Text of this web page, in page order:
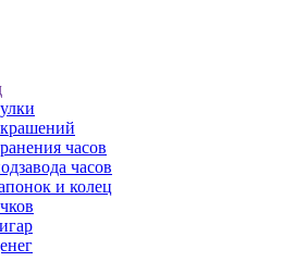
часов
часов
и колец